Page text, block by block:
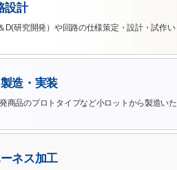
設計
D(研究開発）や回路の仕様策定・設計・試作い
造・実装
商品のプロトタイプなど小ロットから製造いた
ネス加工